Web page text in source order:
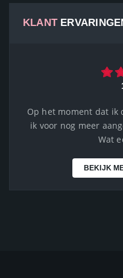
KLANT
On point all the time
your